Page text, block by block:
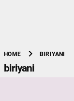
HOME chevron_right BIRIYANI
biriyani